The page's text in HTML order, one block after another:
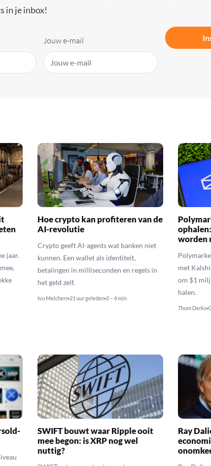
in je inbox!
Jouw e-mail
jaar.
Hoe crypto kan profiteren van de
AI-revolutie
Crypto geeft AI-agents wat banken niet
kunnen. Een wallet als identiteit,
betalingen in milliseconden en regels in
het geld zelf.
Ivo Melchers 21 uur geleden 2 – 4 min
worden
met
om $1
halen.
Thom Derks
SWIFT bouwt waar Ripple ooit
mee begon: is XRP nog wel
nuttig?
Ray